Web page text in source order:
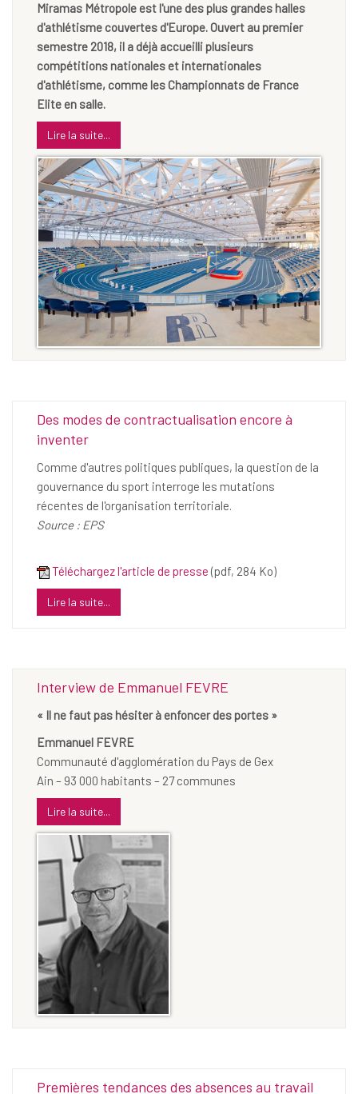
Miramas Métropole est l'une des plus grandes halles
d'athlétisme couvertes d'Europe. Ouvert au premier
semestre 2018, il a déjà accueilli plusieurs
compétitions nationales et internationales
d'athlétisme, comme les Championnats de France
Elite en salle.
Lire la suite...
Des modes de contractualisation encore à
inventer
Comme d'autres politiques publiques, la question de la
gouvernance du sport interroge les mutations
récentes de l'organisation territoriale.
Source : EPS
Téléchargez l'article de presse (pdf, 284 Ko)
Lire la suite...
Interview de Emmanuel FEVRE
« Il ne faut pas hésiter à enfoncer des portes »
Emmanuel FEVRE
Communauté d'agglomération du Pays de Gex
Ain – 93 000 habitants – 27 communes
Lire la suite...
Premières tendances des absences au travail